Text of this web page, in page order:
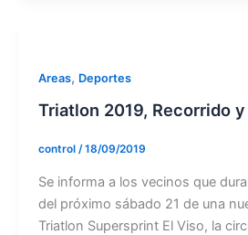
Areas, Deportes
Triatlon 2019, Recorrido
control /18/09/2019
Se informa a los vecinos que
del próximo sábado 21 de una
Triatlon Supersprint El Viso, la